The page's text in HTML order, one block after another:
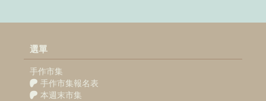
選單
手作市集
手作市集報名表
本週末市集